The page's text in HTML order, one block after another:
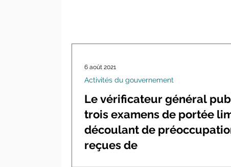
Le vérificateur général
trois examens de portée
découlant de
reçues de
Activités du gouvernement
6 août 2021